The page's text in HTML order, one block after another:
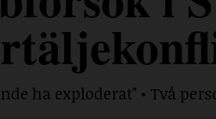
ha exploderat" • Två